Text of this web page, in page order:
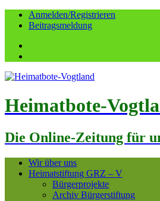
Anmelden/Registrieren
Beitragsmeldung
Heimatbote-
Die Online-Zeitung für
Wir über uns
Heimatstiftung GRZ – V
Bürgerprojekte
Archiv Bürgerstiftung